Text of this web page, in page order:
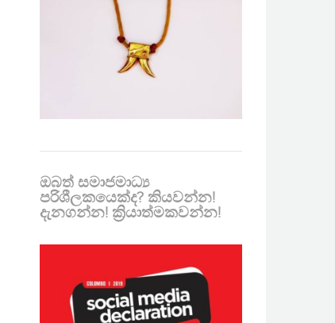
ඔබත් සමාජමාධ්‍ය
පරිශීලකයෙක්ද? කියවන්න!
දැනගන්න! ක්‍රියාත්මකවන්න!